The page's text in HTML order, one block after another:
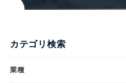
カテゴリ検索
業種
English